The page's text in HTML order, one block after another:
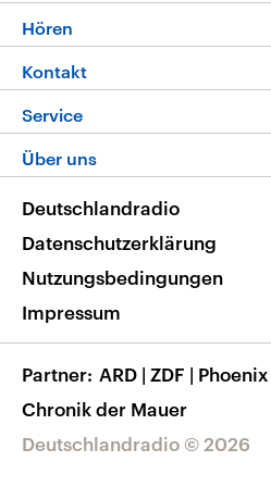
Programm
Die Nachrichten
Nachrichtenleicht
Neue Beiträge auf dlf.de
Hören
Livestream
Podcasts
Deutschlandfunk App
Nachrichten App
Frequenzen
Kontakt
Hörerservice
Service
FAQ
Veranstaltungen
Musikliste
RSS
Über uns
Barrierefreiheit
Deutschlandradio © 2026
Deutschlandradio
Datenschutzerklärung
Nutzungsbedingungen
Impressum
Partner ARD | ZDF | Phoenix
Chronik der Mauer